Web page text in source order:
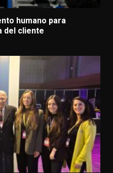
humano para
del cliente